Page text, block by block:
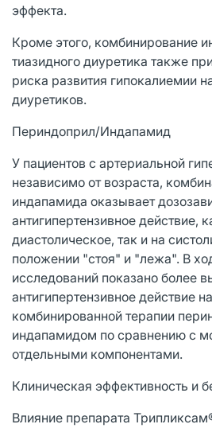
эффекта.
Кроме этого, комбинирование
тиазидного диуретика также
риска развития гипокалиемии
диуретиков.
Периндоприл/Индапамид
У пациентов с артериальной
независимо от возраста,
индапамида оказывает
антигипертензивное действие,
диастолическое, так и на
положении "стоя" и "лежа". В
исследований показано более
антигипертензивное действие
комбинированной терапии
индапамидом по сравнению с
отдельными компонентами.
Клиническая эффективность и
Влияние препарата